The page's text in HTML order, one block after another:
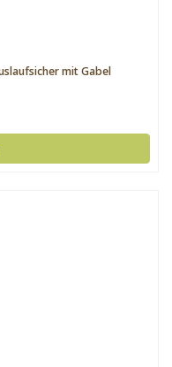
mit Gabel